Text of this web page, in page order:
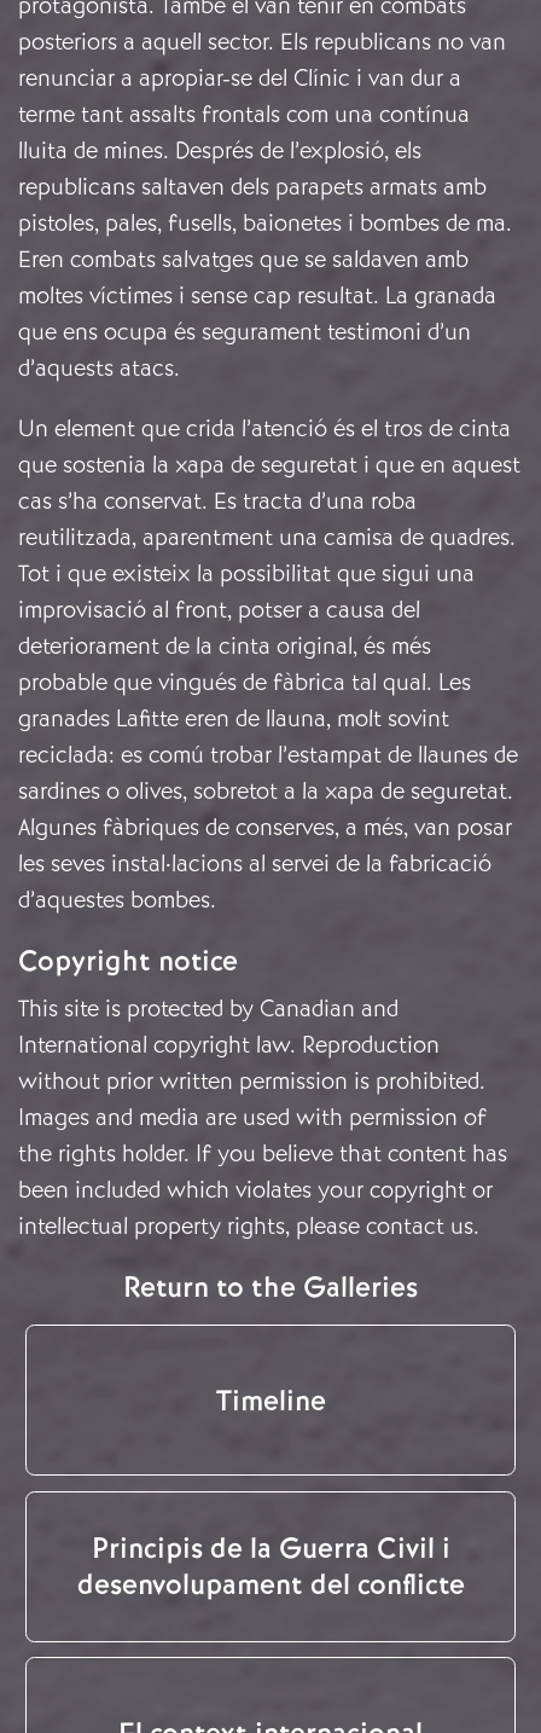
posteriors a aquell sector. Els republicans no van
renunciar a apropiar-se del Clínic i van dur a
terme tant assalts frontals com una contínua
lluita de mines. Després de l’explosió, els
republicans saltaven dels parapets armats amb
pistoles, pales, fusells, baionetes i bombes de ma.
Eren combats salvatges que se saldaven amb
moltes víctimes i sense cap resultat. La granada
que ens ocupa és segurament testimoni d’un
d’aquests atacs.
Un element que crida l’atenció és el tros de cinta
que sostenia la xapa de seguretat i que en aquest
cas s’ha conservat. Es tracta d’una roba
reutilitzada, aparentment una camisa de quadres.
Tot i que existeix la possibilitat que sigui una
improvisació al front, potser a causa del
deteriorament de la cinta original, és més
probable que vingués de fàbrica tal qual. Les
granades Lafitte eren de llauna, molt sovint
reciclada: es comú trobar l’estampat de llaunes de
sardines o olives, sobretot a la xapa de seguretat.
Algunes fàbriques de conserves, a més, van posar
les seves instal·lacions al servei de la fabricació
d’aquestes bombes.
Copyright notice
This site is protected by Canadian and
International copyright law. Reproduction
without prior written permission is prohibited.
Images and media are used with permission of
the rights holder. If you believe that content has
been included which violates your copyright or
intellectual property rights, please contact us.
Return to the Galleries
Timeline
Principis de la Guerra Civil i
desenvolupament del conflicte